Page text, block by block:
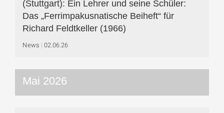
(Stuttgart): Ein Lehrer und seine Schüler:
Das „Ferrimpakusnatische Beiheft“ für
Richard Feldtkeller (1966)
News 02.06.26
Mai 2026